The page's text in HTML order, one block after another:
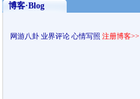
博客·Blog
网游八卦 业界评论 心情写照 注册博客>>